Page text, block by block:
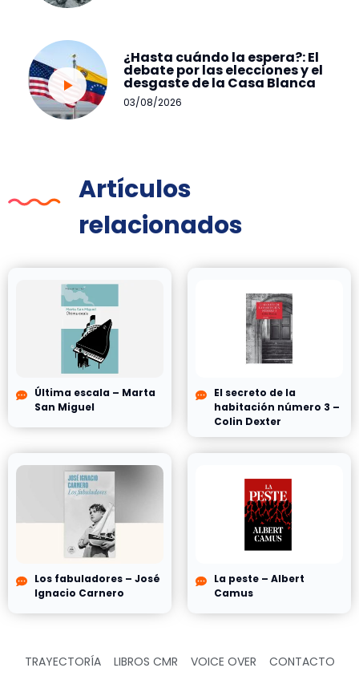
¿Hasta cuándo la espera?: El
debate por las elecciones y el
desgaste de la Casa Blanca
03/08/2026
Artículos
relacionados
Última escala – Marta
San Miguel
El secreto de la
habitación número 3 –
Colin Dexter
Los fabuladores – José
Ignacio Carnero
La peste – Albert
Camus
TRAYECTORÍA LIBROS CMR VOICE OVER CONTACTO